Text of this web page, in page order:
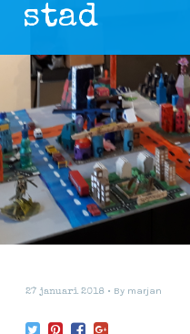
stad
27 januari 2018 By marjan